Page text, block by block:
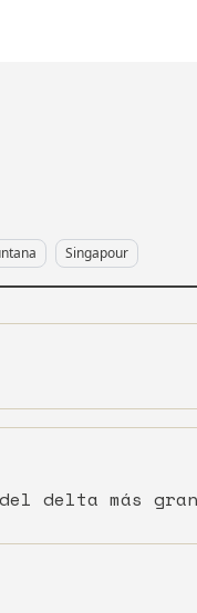
Singapour
delta más